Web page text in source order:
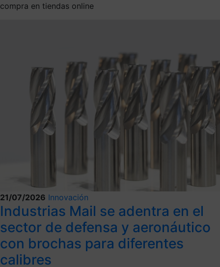
compra en tiendas online
21/07/2026 Innovación
Industrias Mail se adentra en el
sector de defensa y aeronáutico
con brochas para diferentes
calibres